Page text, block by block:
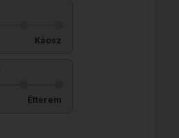
Káosz
Étterem